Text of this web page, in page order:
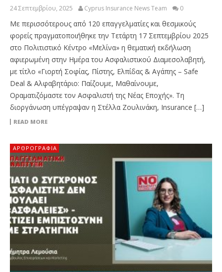
24 Σεπτεμβρίου, 2025 Cyprus Insurance News Team 0
Με περισσότερους από 120 επαγγελματίες και θεσμικούς
φορείς πραγματοποιήθηκε την Τετάρτη 17 Σεπτεμβρίου 2025
στο Πολιτιστικό Κέντρο «Μελίνα» η θεματική εκδήλωση
αφιερωμένη στην Ημέρα του Ασφαλιστικού Διαμεσολαβητή,
με τίτλο «Γιορτή Σοφίας, Πίστης, Ελπίδας & Αγάπης – Safe
Deal & Αλφαβητάριο: Παίζουμε, Μαθαίνουμε,
Οραματιζόμαστε τον Ασφαλιστή της Νέας Εποχής». Τη
διοργάνωση υπέγραψαν η Στέλλα Ζουλινάκη, Insurance […]
READ MORE
ΑΡΘΡΟΓΡΑΦΊΑ